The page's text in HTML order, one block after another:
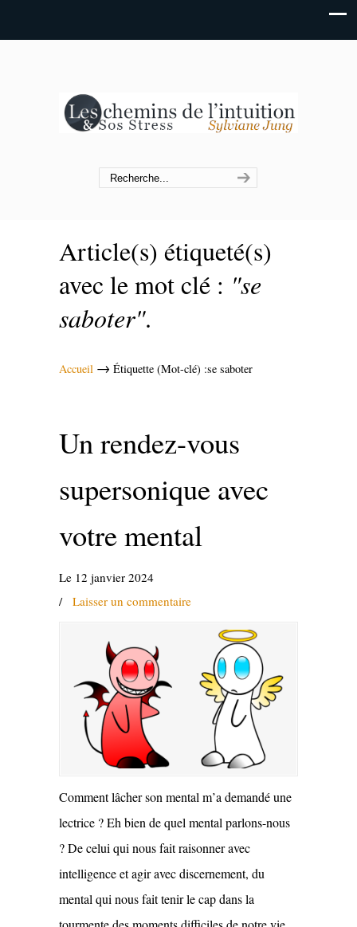
Article(s) étiqueté(s)
avec le mot clé : "se
saboter".
Accueil → Étiquette (Mot-clé) :se saboter
Un rendez-vous
supersonique avec
votre mental
Le 12 janvier 2024
/ Laisser un commentaire
Comment lâcher son mental m’a demandé une
lectrice ? Eh bien de quel mental parlons-nous
? De celui qui nous fait raisonner avec
intelligence et agir avec discernement, du
mental qui nous fait tenir le cap dans la